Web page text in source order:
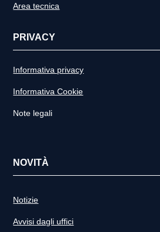
Area tecnica
PRIVACY
Informativa privacy
Informativa Cookie
Note legali
NOVITÀ
Notizie
Avvisi dagli uffici